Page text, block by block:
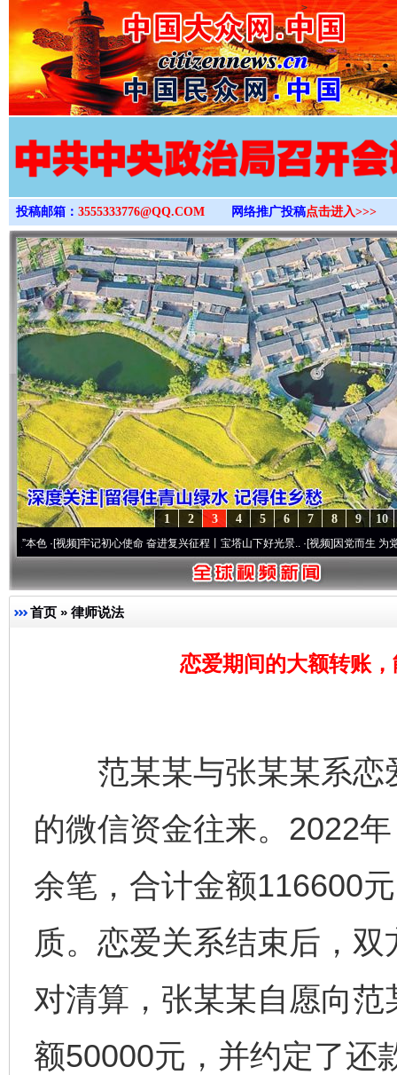
>
投稿邮箱： 3555333776@QQ.COM 网络推广投稿点击进入>>>
10
9
8
7
6
5
4
3
2
1
频]牢记初心使命 奋进复兴征程丨宝塔山下好光景..·[视频]因党而生 为党而战——百
首页 » 律师说法
恋爱期间的大额转账
范某某与张某某系恋
的微信资金往来。2022
余笔，合计金额116600
质。恋爱关系结束后，
对清算，张某某自愿向
额50000元，并约定了还